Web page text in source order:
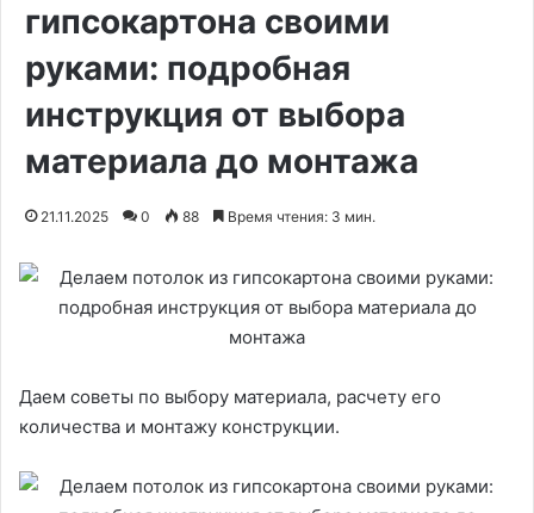
гипсокартона своими
руками: подробная
инструкция от выбора
материала до монтажа
21.11.2025 0 88 Время чтения: 3 мин.
Даем советы по выбору материала, расчету его
количества и монтажу конструкции.